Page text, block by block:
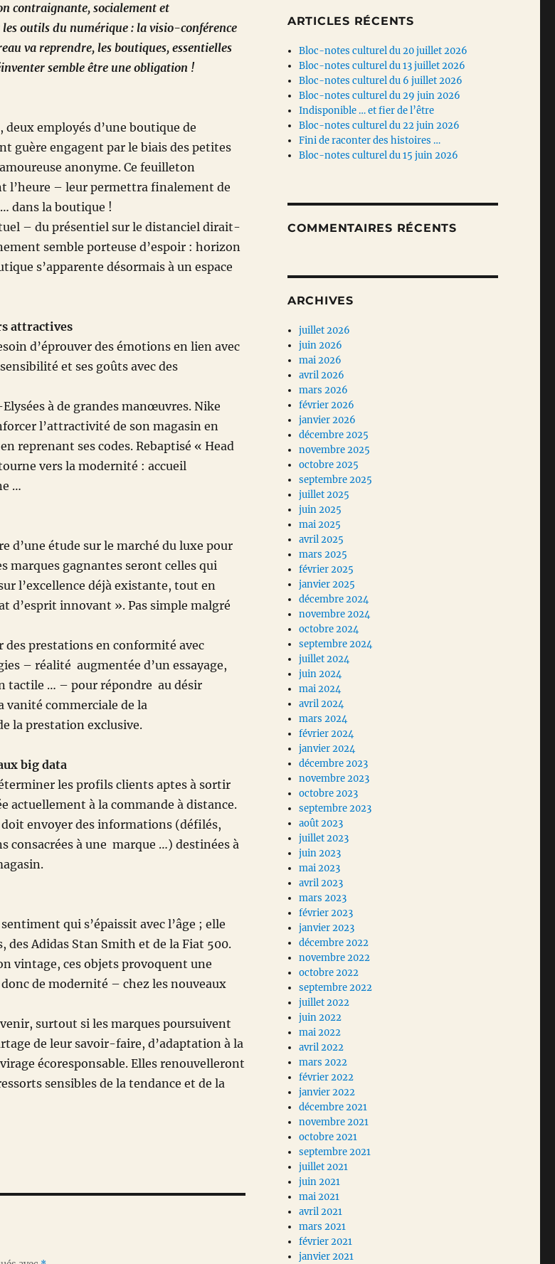
contraignante, socialement et
outils du numérique : la visio-conférence
va reprendre, les boutiques, essentielles
semble être une obligation !
employés d’une boutique de
guère engagent par le biais des petites
anonyme. Ce feuilleton
l’heure – leur permettra finalement de
dans la boutique !
– du présentiel sur le distanciel dirait-
semble porteuse d’espoir : horizon
s’apparente désormais à un espace
attractives
d’éprouver des émotions en lien avec
et ses goûts avec des
à de grandes manœuvres. Nike
l’attractivité de son magasin en
reprenant ses codes. Rebaptisé « Head
vers la modernité : accueil
…
d’une étude sur le marché du luxe pour
marques gagnantes seront celles qui
l’excellence déjà existante, tout en
d’esprit innovant ». Pas simple malgré
des prestations en conformité avec
– réalité augmentée d’un essayage,
tactile … – pour répondre au désir
vanité commerciale de la
la prestation exclusive.
big data
les profils clients aptes à sortir
actuellement à la commande à distance.
envoyer des informations (défilés,
consacrées à une marque …) destinées à
qui s’épaissit avec l’âge ; elle
des Adidas Stan Smith et de la Fiat 500.
vintage, ces objets provoquent une
de modernité – chez les nouveaux
surtout si les marques poursuivent
de leur savoir-faire, d’adaptation à la
écoresponsable. Elles renouvelleront
sensibles de la tendance et de la
ARTICLES RÉCENTS
Bloc-notes culturel du 20 juillet 2026
Bloc-notes culturel du 13 juillet 2026
Bloc-notes culturel du 6 juillet 2026
Bloc-notes culturel du 29 juin 2026
Indisponible … et fier de l’être
Bloc-notes culturel du 22 juin 2026
Fini de raconter des histoires …
Bloc-notes culturel du 15 juin 2026
COMMENTAIRES RÉCENTS
ARCHIVES
juillet 2026
juin 2026
mai 2026
avril 2026
mars 2026
février 2026
janvier 2026
décembre 2025
novembre 2025
octobre 2025
septembre 2025
juillet 2025
juin 2025
mai 2025
avril 2025
mars 2025
février 2025
janvier 2025
décembre 2024
novembre 2024
octobre 2024
septembre 2024
juillet 2024
juin 2024
mai 2024
avril 2024
mars 2024
février 2024
janvier 2024
décembre 2023
novembre 2023
octobre 2023
septembre 2023
août 2023
juillet 2023
juin 2023
mai 2023
avril 2023
mars 2023
février 2023
janvier 2023
décembre 2022
novembre 2022
octobre 2022
septembre 2022
juillet 2022
juin 2022
mai 2022
avril 2022
mars 2022
février 2022
janvier 2022
décembre 2021
novembre 2021
octobre 2021
septembre 2021
juillet 2021
juin 2021
mai 2021
avril 2021
mars 2021
février 2021
janvier 2021